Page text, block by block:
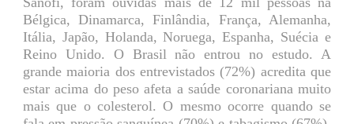
Bélgica, Dinamarca, Finlândia, França, Alemanha,
Itália, Japão, Holanda, Noruega, Espanha, Suécia e
Reino Unido. O Brasil não entrou no estudo. A
grande maioria dos entrevistados (72%) acredita que
estar acima do peso afeta a saúde coronariana muito
mais que o colesterol. O mesmo ocorre quando se